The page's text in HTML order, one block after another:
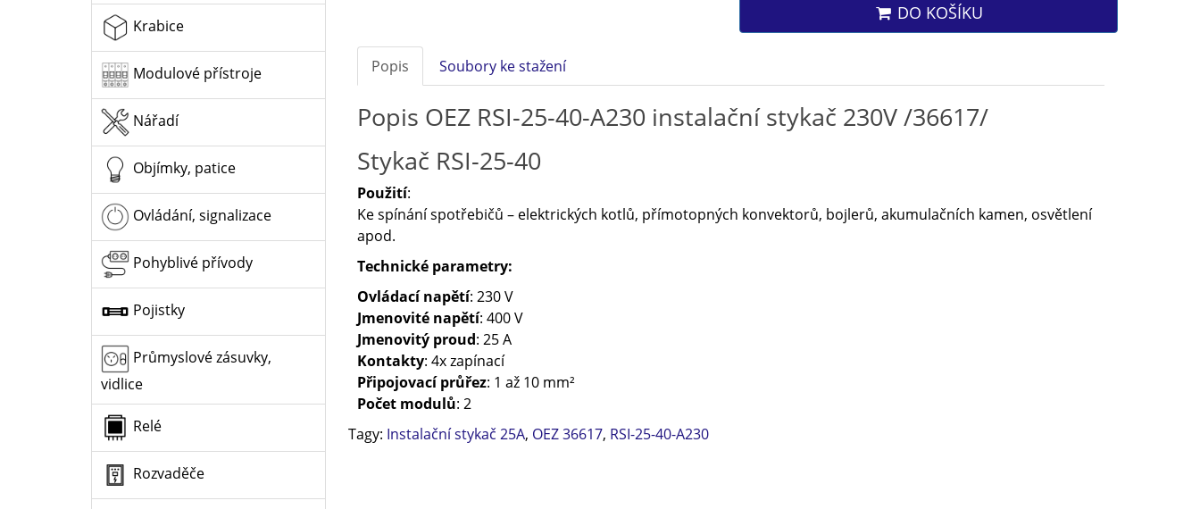
Krabice
Modulové přístroje
Nářadí
Objímky, patice
Ovládání, signalizace
Pohyblivé přívody
Pojistky
Průmyslové zásuvky,
vidlice
Relé
Rozvaděče
DO KOŠÍKU
Popis Soubory ke stažení
Popis OEZ RSI-25-40-A230 instalační stykač 230V /36617/
Stykač RSI-25-40
Použití:
Ke spínání spotřebičů – elektrických kotlů, přímotopných konvektorů, bojlerů, akumulačních kamen, osvětlení
apod.
Technické parametry:
Ovládací napětí: 230 V
Jmenovité napětí: 400 V
Jmenovitý proud: 25 A
Kontakty: 4x zapínací
Připojovací průřez: 1 až 10 mm²
Počet modulů: 2
Tagy: Instalační stykač 25A, OEZ 36617, RSI-25-40-A230